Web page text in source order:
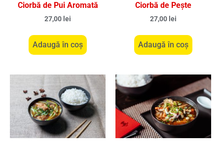
Ciorbă de Pui Aromată
27,00 lei
Adaugă în coș
Ciorbă de Pește
27,00 lei
Adaugă în coș